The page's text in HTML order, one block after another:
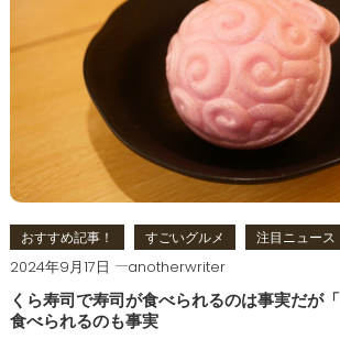
おすすめ記事！ すごいグルメ 注目ニュース
2024年9月17日 anotherwriter
くら寿司で寿司が食べられるのは事実だが
食べられるのも事実